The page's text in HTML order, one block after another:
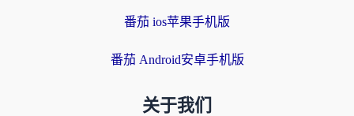
番茄 ios苹果手机版
番茄 Android安卓手机版
关于我们